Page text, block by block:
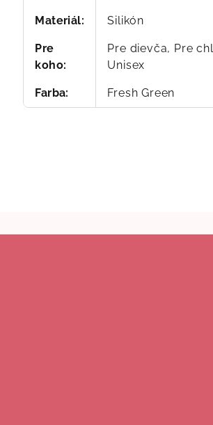
Materiál: Silikón
Pre
koho:
Pre dievča, Pre
Unisex
Farba: Fresh Green